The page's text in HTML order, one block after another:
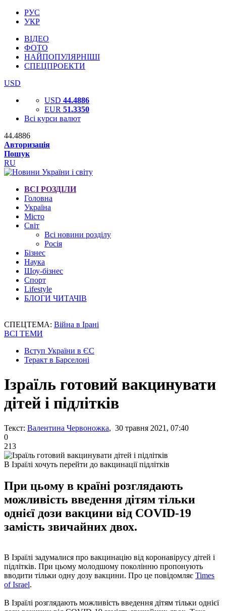
РУС
УКР
ВІДЕО
ФОТО
НАЙПОПУЛЯРНІШІ
СПЕЦПРОЕКТИ
USD
USD 44.4886
EUR 51.3350
Всі курси валют
44.4886
Авторизація
Пошук
RU
ВСІ РОЗДІЛИ
Головна
Україна
Місто
Світ
Всі новини розділу
Росія
Бізнес
Наука
Шоу-бізнес
Спорт
Lifestyle
БЛОГИ ЧИТАЧІВ
СПЕЦТЕМА: Війна в Ірані
ВСІ ТЕМИ
Вступ України в ЄС
Теракт в Барселоні
Ізраїль готовий вакцинувати
дітей і підлітків
Текст: Валентина Червоножка, 30 травня 2021, 07:40
0
213
В Ізраїлі хочуть перейти до вакцинації підлітків
При цьому в країні розглядають
можливість введення дітям тільки
однієї дози вакцини від COVID-19
замість звичайних двох.
В Ізраїлі задумалися про вакцинацію від коронавірусу дітей і
підлітків. При цьому молодшому поколінню пропонують
вводити тільки одну дозу вакцини. Про це повідомляє Times
of Israel.
В Ізраїлі розглядають можливість введення дітям тільки однієї